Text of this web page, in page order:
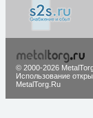
© 2000-2026
Использование
MetalTorg.Ru